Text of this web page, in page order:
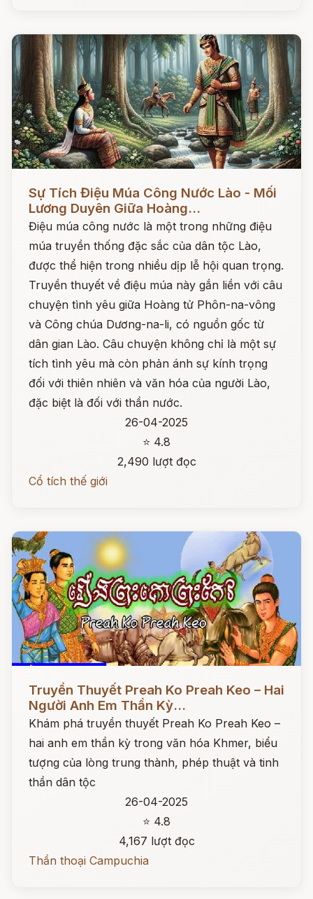
Sự Tích Điệu Múa Công Nước Lào - Mối
Lương Duyên Giữa Hoàng...
Điệu múa công nước là một trong những điệu
múa truyền thống đặc sắc của dân tộc Lào,
được thể hiện trong nhiều dịp lễ hội quan trọng.
Truyền thuyết về điệu múa này gắn liền với câu
chuyện tình yêu giữa Hoàng tử Phôn-na-vông
và Công chúa Dương-na-li, có nguồn gốc từ
dân gian Lào. Câu chuyện không chỉ là một sự
tích tình yêu mà còn phản ánh sự kính trọng
đối với thiên nhiên và văn hóa của người Lào,
đặc biệt là đối với thần nước.
26-04-2025
⭐ 4.8
2,490 lượt đọc
Cổ tích thế giới
Đọc ngay
Truyền Thuyết Preah Ko Preah Keo – Hai
Người Anh Em Thần Kỳ...
Khám phá truyền thuyết Preah Ko Preah Keo –
hai anh em thần kỳ trong văn hóa Khmer, biểu
tượng của lòng trung thành, phép thuật và tinh
thần dân tộc
26-04-2025
⭐ 4.8
4,167 lượt đọc
Thần thoại Campuchia